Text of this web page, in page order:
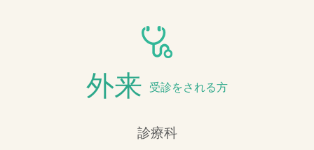
外来 受診をされる方
診療科